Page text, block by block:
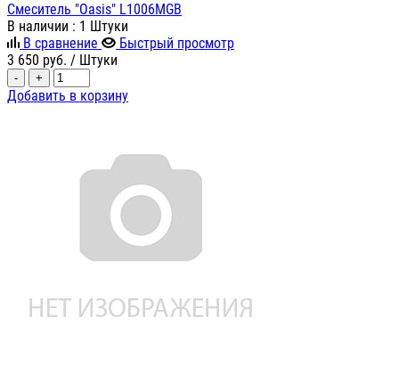
Смеситель "Oasis" L1006MGB
В наличии : 1 Штуки
В сравнение
Быстрый просмотр
3 650 руб. / Штуки
- +
Добавить в корзину